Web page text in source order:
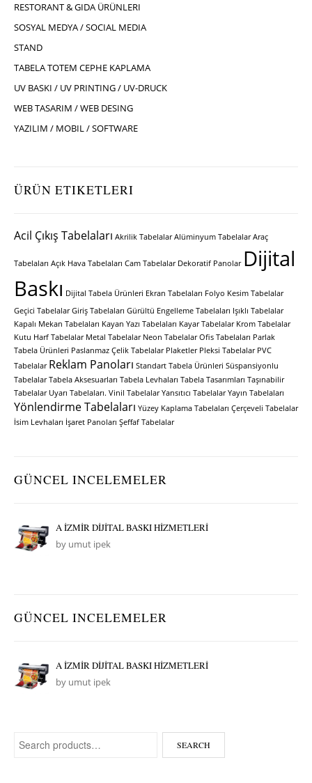
RESTORANT & GIDA ÜRÜNLERI
SOSYAL MEDYA / SOCIAL MEDIA
STAND
TABELA TOTEM CEPHE KAPLAMA
UV BASKI / UV PRINTING / UV-DRUCK
WEB TASARIM / WEB DESING
YAZILIM / MOBIL / SOFTWARE
ÜRÜN ETIKETLERI
Acil Çıkış Tabelaları Akrilik Tabelalar Alüminyum Tabelalar Araç
Tabelaları Açık Hava Tabelaları Cam Tabelalar Dekoratif Panolar Dijital
Baskı Dijital Tabela Ürünleri Ekran Tabelaları Folyo Kesim Tabelalar
Geçici Tabelalar Giriş Tabelaları Gürültü Engelleme Tabelaları Işıklı Tabelalar
Kapalı Mekan Tabelaları Kayan Yazı Tabelaları Kayar Tabelalar Krom Tabelalar
Kutu Harf Tabelalar Metal Tabelalar Neon Tabelalar Ofis Tabelaları Parlak
Tabela Ürünleri Paslanmaz Çelik Tabelalar Plaketler Pleksi Tabelalar PVC
Tabelalar Reklam Panoları Standart Tabela Ürünleri Süspansiyonlu
Tabelalar Tabela Aksesuarları Tabela Levhaları Tabela Tasarımları Taşınabilir
Tabelalar Uyarı Tabelaları. Vinil Tabelalar Yansıtıcı Tabelalar Yayın Tabelaları
Yönlendirme Tabelaları Yüzey Kaplama Tabelaları Çerçeveli Tabelalar
İsim Levhaları İşaret Panoları Şeffaf Tabelalar
GÜNCEL INCELEMELER
A İZMİR DİJİTAL BASKI HİZMETLERİ
by umut ipek
GÜNCEL INCELEMELER
A İZMİR DİJİTAL BASKI HİZMETLERİ
by umut ipek
Search for: SEARCH